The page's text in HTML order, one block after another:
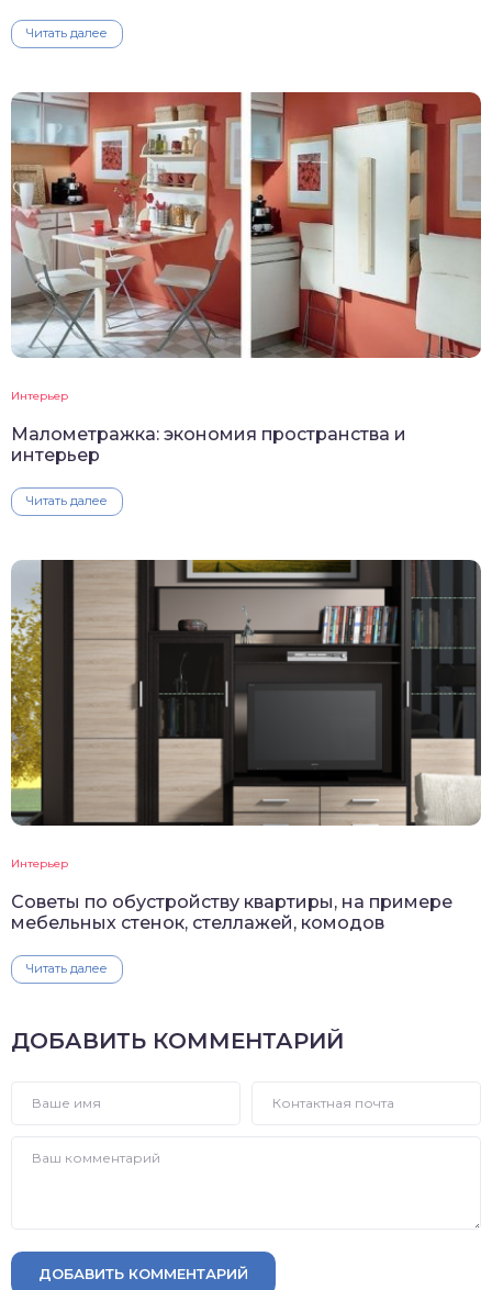
Читать далее
Интерьер
Малометражка: экономия пространства и
интерьер
Читать далее
Интерьер
Советы по обустройству квартиры, на примере
мебельных стенок, стеллажей, комодов
Читать далее
ДОБАВИТЬ КОММЕНТАРИЙ
ДОБАВИТЬ КОММЕНТАРИЙ